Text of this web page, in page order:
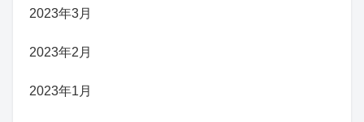
2023年3月
2023年2月
2023年1月